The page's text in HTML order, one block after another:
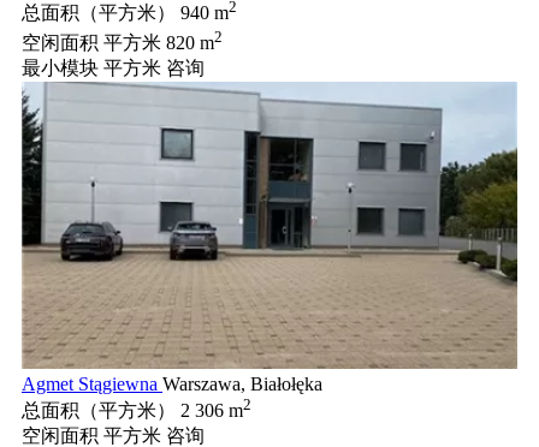
总面积（平方米）
940 m2
空闲面积 平方米 820 m2
最小模块 平方米 咨询
Agmet Stągiewna Warszawa, Białołęka
总面积（平方米）
2 306 m2
空闲面积 平方米 咨询